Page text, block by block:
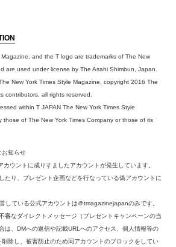
Magazine, and the T logo are trademarks of The New
are used under license by The Asahi Shimbun, Japan.
New York Times Style Magazine, copyright 2016 The
contributors, all rights reserved.
within T JAPAN The New York Times Style
those of The New York Times Company or those of its
知らせ
ウントに成りすましたアカウントが発生しています。
たり、プレゼント企画などを行なっている偽アカウントに
している公式アカウントは＠tmagazinejapanのみです。
審なダイレクトメッセージ（プレゼントキャンペーンの当
は、DMへの返信や記載URLへのアクセス、個人情報等の
削除し、被害防止のため同アカウントのブロックをしてい